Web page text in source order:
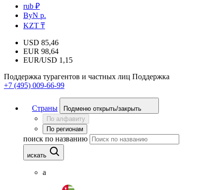
rub ₽
ByN р.
KZT ₸
USD 85,46
EUR 98,64
EUR/USD 1,15
Поддержка турагентов и частных лиц Поддержка
+7 (495) 009-66-99
Страны
Подменю открыть/закрыть
По алфавиту
По регионам
поиск по названию
искать
а